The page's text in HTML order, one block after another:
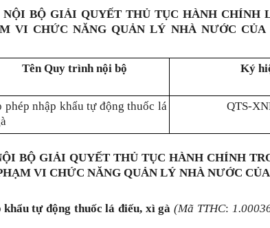
BỘ GIẢI QUYẾT THỦ TỤC HÀNH CHÍNH
VI CHỨC NĂNG QUẢN LÝ NHÀ NƯỚC CỦA
Tên Quy trình nội bộ Ký
phép nhập khẩu tự động thuốc lá
QTS-
BỘ GIẢI QUYẾT THỦ TỤC HÀNH CHÍNH
VI CHỨC NĂNG QUẢN LÝ NHÀ NƯỚC CỦA
khẩu tự động thuốc lá điếu, xì gà(Mã TTHC: